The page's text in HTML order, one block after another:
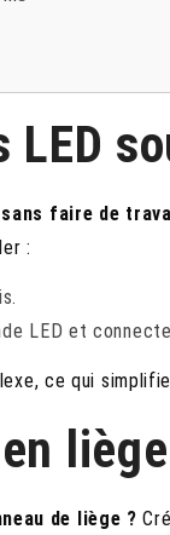
faire de
:
LED et
ce qui
de liège ?